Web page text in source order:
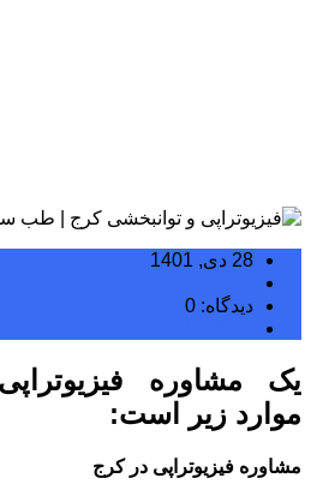
28 دی, 1401
دیدگاه: 0
یک مشاوره
موارد زیر است:
مشاوره فیزیوتراپی در کرج